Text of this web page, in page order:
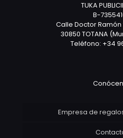
TUKA
B-
Calle Doctor Ramón
30850 TOTANA
Teléfono: +34
Empresa de